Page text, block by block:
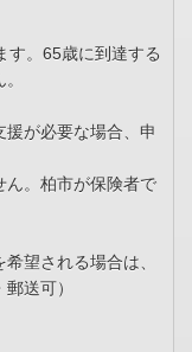
す。65歳に到達する
が必要な場合、申
ん。柏市が保険者で
望される場合は、
送可）